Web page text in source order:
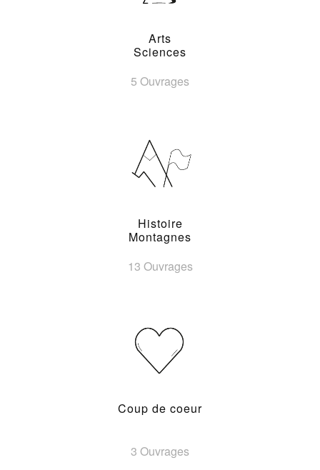
Arts
Sciences
5 Ouvrages
Histoire
Montagnes
13 Ouvrages
Coup de coeur
3 Ouvrages